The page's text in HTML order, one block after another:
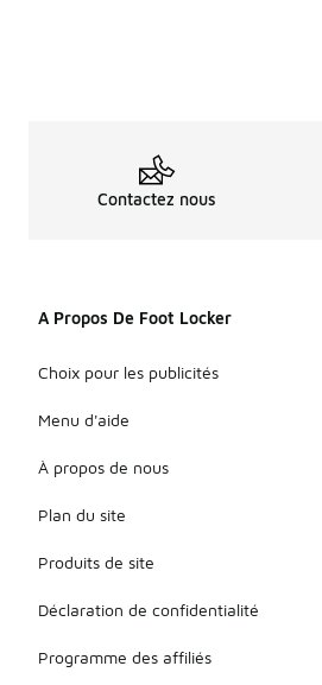
Contactez nous
A Propos De Foot Locker
Choix pour les publicités
Menu d'aide
À propos de nous
Plan du site
Produits de site
Déclaration de confidentialité
Programme des affiliés